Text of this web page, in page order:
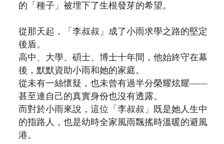
的「種子」被埋下了生根發芽的希望。
從那天起，「李叔叔」成了小雨求學之路的堅定
後盾。
高中、大學、碩士、博士十年間，他始終守在幕
後，默默資助小雨和她的家庭。
從未有一絲懷疑，也未曾有過半分榮耀炫耀——
甚至連自己的真實身份也沒有透露。
而對於小雨來說，這位「李叔叔」既是她人生中
的指路人，也是幼時全家風雨飄搖時溫暖的避風
港。